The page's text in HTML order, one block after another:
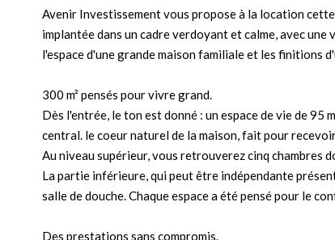
Avenir Investissement vous propose à la location
implantée dans un cadre verdoyant et calme, avec
l'espace d'une grande maison familiale et les finitions
300 m² pensés pour vivre grand.
Dès l'entrée, le ton est donné : un espace de vie de 95
central. le coeur naturel de la maison, fait pour
Au niveau supérieur, vous retrouverez cinq chambres
La partie inférieure, qui peut être indépendante
salle de douche. Chaque espace a été pensé pour le
Des prestations sans compromis.